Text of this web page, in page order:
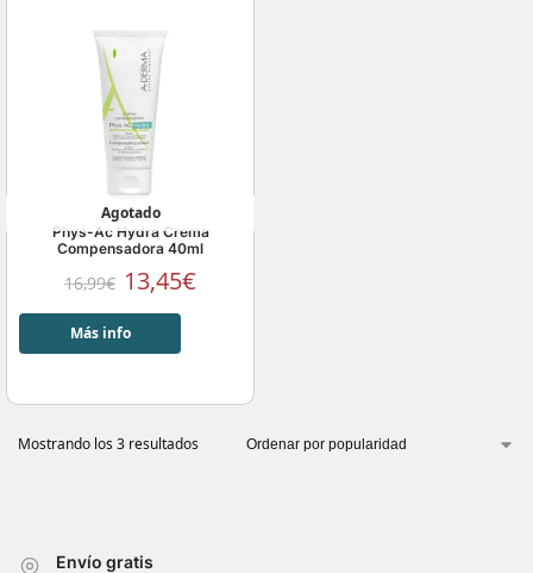
Agotado
Phys-Ac Hydra Crema
Compensadora 40ml
16,99€ 13,45€
Más info
Mostrando los 3 resultados
Envío gratis